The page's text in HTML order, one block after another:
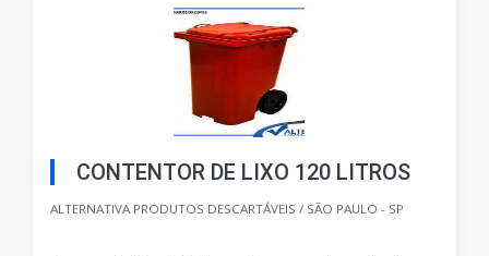
CONTENTOR DE LIXO 120 LITROS
ALTERNATIVA PRODUTOS DESCARTÁVEIS / SÃO PAULO - SP